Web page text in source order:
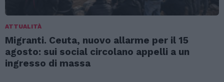
ATTUALITÀ
Migranti. Ceuta, nuovo allarme per il 15
agosto: sui social circolano appelli a un
ingresso di massa